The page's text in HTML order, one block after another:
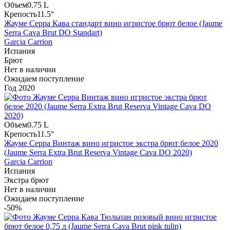
Объем0.75 L
Крепость11.5°
Жауме Серра Кава стандарт вино игристое брют белое (Jaume
Serra Cava Brut DO Standart)
Garcia Carrion
Испания
Брют
Нет в наличии
Ожидаем поступление
Год 2020
Объем0.75 L
Крепость11.5°
Жауме Серра Винтаж вино игристое экстра брют белое 2020
(Jaume Serra Extra Brut Reserva Vintage Cava DO 2020)
Garcia Carrion
Испания
Экстра брют
Нет в наличии
Ожидаем поступление
-50%